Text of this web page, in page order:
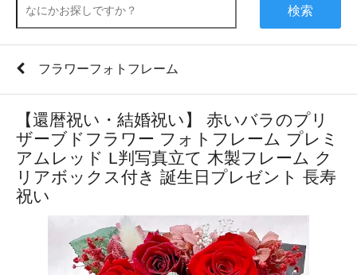
検索
フラワーフォトフレーム
【還暦祝い・結婚祝い】 赤いバラのプリ
ザーブドフラワー フォトフレーム プレミ
アムレッド L判写真立て 木製フレーム ク
リアボックス付き 誕生日プレゼント 長寿
祝い